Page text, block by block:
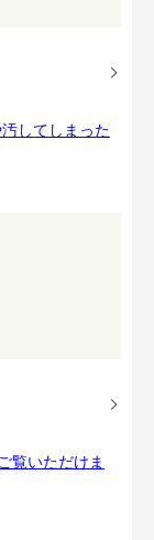
してしまった
覧いただけま